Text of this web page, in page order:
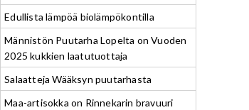
Edullista lämpöä biolämpökontilla
Männistön Puutarha Lopelta on Vuoden
2025 kukkien laatutuottaja
Salaatteja Wääksyn puutarhasta
Maa-artisokka on Rinnekarin bravuuri